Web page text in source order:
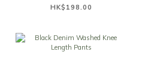
HK$198.00